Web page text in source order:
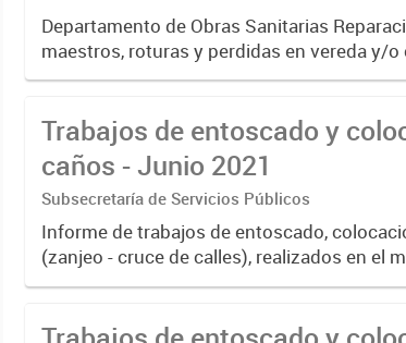
Departamento de Obras Sanitarias
maestros, roturas y perdidas en vereda y/o
Mayo 2021
Trabajos de entoscado y
caños - Junio 2021
Subsecretaría de Servicios Públicos
Informe de trabajos de entoscado,
(zanjeo - cruce de calles), realizados en el